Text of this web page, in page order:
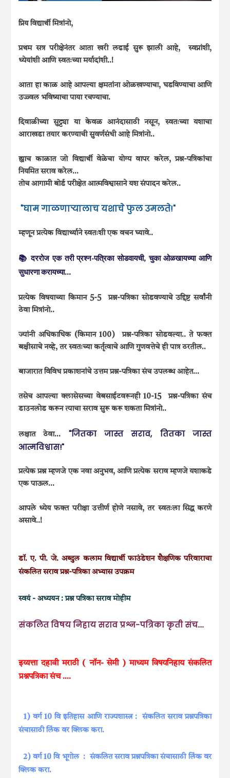
प्रिय विद्यार्थी मित्रांनो,
प्रथम सत्र परीक्षेनंतर आता खरी लढाई सुरू झाली आहे, स्वप्नांशी,
ध्येयांशी आणि स्वतःच्या मर्यादांशी..!
आता हा काळ आहे आपल्या क्षमतांना ओळखण्याचा, घडविण्याचा आणि
उज्ज्वल भविष्याचा पाया रचण्याचा.
दिवाळीच्या सुट्ट्या या केवळ आनंदासाठी नसून, स्वतःच्या यशाचा
आराखडा तयार करण्याची सुवर्णसंधी आहे मित्रांनो..
ह्याच काळात जो विद्यार्थी वेळेचा योग्य वापर करेल, प्रश्न-पत्रिकांचा
नियमित सराव करेल...
तोच आगामी बोर्ड परीक्षेत आत्मविश्वासाने यश संपादन करेल..
"घाम गाळणाऱ्यालाच यशाचे फुल उमलते!"
म्हणून प्रत्येक विद्यार्थ्याने स्वतःशी एक वचन घ्यावे..
📚 दररोज एक तरी प्रश्न-पत्रिका सोडवायची, चुका ओळखायच्या आणि
सुधारणा करायच्या...
प्रत्येक विषयाच्या किमान 5-5 प्रश्न-पत्रिका सोडवण्याचे उद्दिष्ट सर्वांनी
ठेवा मित्रांनो..
ज्यांनी अधिकाधिक (किमान 100) प्रश्न-पत्रिका सोडवल्या.. ते फक्त
बक्षीसाचे नव्हे, तर स्वतःच्या कर्तृत्वाचे आणि गुणवत्तेचे ही पात्र ठरतील..
बाजारात विविध प्रकाशनांचे उत्तम प्रश्न-पत्रिका संच उपलब्ध आहेत...
तसेच आपल्या क्लासेसच्या वेबसाईटवरूनही 10-15 प्रश्न-पत्रिका संच
डाउनलोड करून त्याचा सराव सुरू करू शकता मित्रांनो..
लक्षात ठेवा...
"जितका जास्त सराव, तितका जास्त
आत्मविश्वास!"
प्रत्येक प्रश्न म्हणजे एक नवा अनुभव, आणि प्रत्येक सराव म्हणजे यशाकडे
एक पाऊल...
आपले ध्येय फक्त परीक्षा उत्तीर्ण होणे नसावे, तर स्वतःला सिद्ध करणे
असावे..!
डॉ. ए. पी. जे. अब्दुल कलाम विद्यार्थी फाउंडेशन शैक्षणिक परिवाराचा
संकलित सराव प्रश्न-पत्रिका अभ्यास उपक्रम
स्वयं - अध्ययन : प्रश्न पत्रिका सराव मोहीम
संकलित विषय निहाय सराव प्रश्न-पत्रिका कृती संच....
इय्यत्ता दहावी मराठी ( नॉन- सेमी ) माध्यम विषयनिहाय संकलित
प्रश्नपत्रिका संच ....
1) वर्ग 10 वि इतिहास आणि राज्यशास्त्र : संकलित सराव प्रश्नपत्रिका
संचासाठी लिंक वर क्लिक करा.
2) वर्ग 10 वि भूगोल : संकलित सराव प्रश्नपत्रिका संचासाठी लिंक वर
क्लिक करा.